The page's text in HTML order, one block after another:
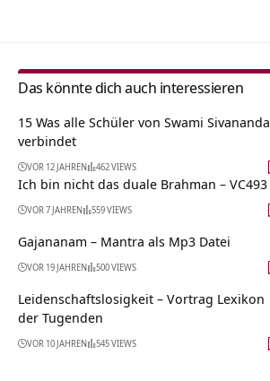
Das könnte dich auch interessieren
15 Was alle Schüler von Swami Sivananda
verbindet
VOR 12 JAHREN 462 VIEWS
Ich bin nicht das duale Brahman – VC493
VOR 7 JAHREN 559 VIEWS
Gajananam – Mantra als Mp3 Datei
VOR 19 JAHREN 500 VIEWS
Leidenschaftslosigkeit – Vortrag Lexikon
der Tugenden
VOR 10 JAHREN 545 VIEWS